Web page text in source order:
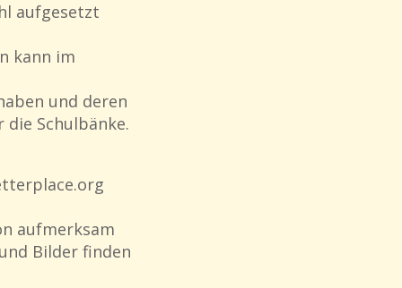
aufgesetzt
kann im
und deren
Schulbänke.
aufmerksam
Bilder finden